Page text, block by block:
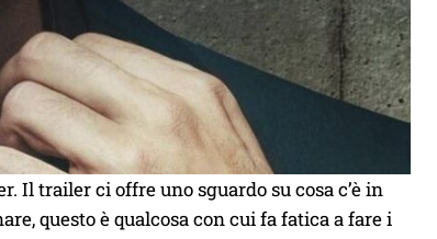
Il trailer ci offre uno sguardo su cosa c’è in
questo è qualcosa con cui fa fatica a fare i